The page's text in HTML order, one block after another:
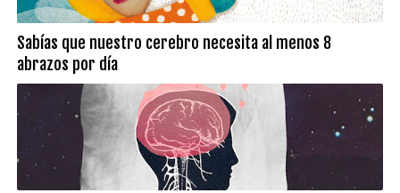
Sabías que nuestro cerebro necesita al menos 8
abrazos por día